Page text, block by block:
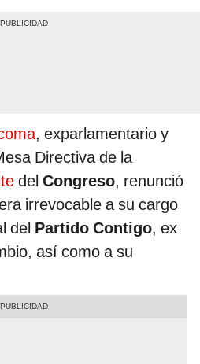
, exparlamentario y
Directiva de la
del Congreso, renunció
irrevocable a su cargo
del Partido Contigo, ex
así como a su